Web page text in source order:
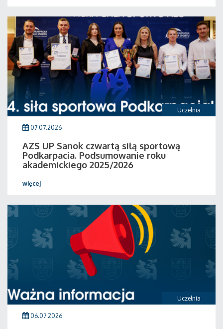
Uczelnia
07.07.2026
AZS UP Sanok czwartą siłą sportową
Podkarpacia. Podsumowanie roku
akademickiego 2025/2026
więcej
Uczelnia
06.07.2026